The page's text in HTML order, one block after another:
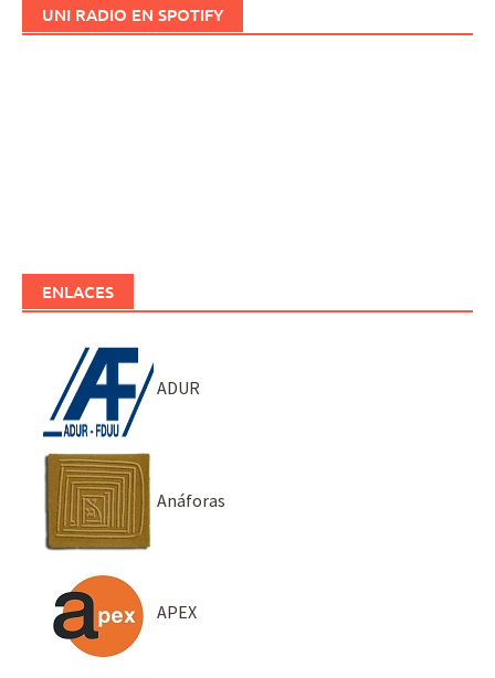
UNI RADIO EN SPOTIFY
ENLACES
ADUR
Anáforas
APEX